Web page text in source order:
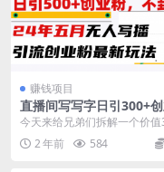
赚钱项目
直播间写写字日引300+
粉，24年五月无人写播引
封号最新玩法
今天来给兄弟们拆解一个价
的无人写播的一个教程，也是
最新的一个无人...
2 年前 584